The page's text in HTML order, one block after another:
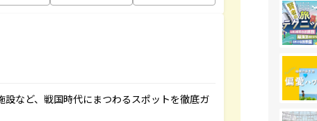
など、戦国時代にまつわるスポットを徹底ガ